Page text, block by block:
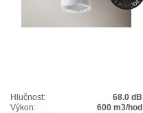
Hlučnost:
68.0 dB
Výkon:
600 m3/hod